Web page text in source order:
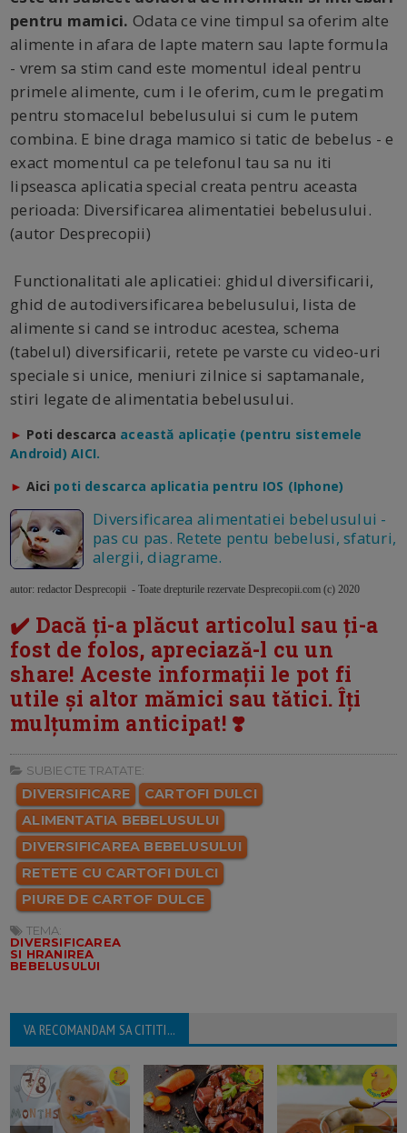
pentru mamici. Odata ce vine timpul sa oferim alte
alimente in afara de lapte matern sau lapte formula
- vrem sa stim cand este momentul ideal pentru
primele alimente, cum i le oferim, cum le pregatim
pentru stomacelul bebelusului si cum le putem
combina. E bine draga mamico si tatic de bebelus - e
exact momentul ca pe telefonul tau sa nu iti
lipseasca aplicatia special creata pentru aceasta
perioada: Diversificarea alimentatiei bebelusului.
(autor Desprecopii)
Functionalitati ale aplicatiei: ghidul diversificarii,
ghid de autodiversificarea bebelusului, lista de
alimente si cand se introduc acestea, schema
(tabelul) diversificarii, retete pe varste cu video-uri
speciale si unice, meniuri zilnice si saptamanale,
stiri legate de alimentatia bebelusului.
► Poti descarca această aplicație (pentru sistemele
Android) AICI.
► Aici poti descarca aplicatia pentru IOS (Iphone)
Diversificarea alimentatiei bebelusului -
pas cu pas. Retete pentu bebelusi, sfaturi,
alergii, diagrame.
autor: redactor Desprecopii - Toate drepturile rezervate Desprecopii.com (c) 2020
✔️ Dacă ți-a plăcut articolul sau ți-a
fost de folos, apreciază-l cu un
share! Aceste informații le pot fi
utile și altor mămici sau tătici. Îți
mulțumim anticipat! ❣️
SUBIECTE TRATATE:
DIVERSIFICARE
CARTOFI DULCI
ALIMENTATIA BEBELUSULUI
DIVERSIFICAREA BEBELUSULUI
RETETE CU CARTOFI DULCI
PIURE DE CARTOF DULCE
TEMA:
DIVERSIFICAREA
SI HRANIREA
BEBELUSULUI
VA RECOMANDAM SA CITITI...